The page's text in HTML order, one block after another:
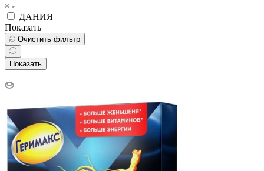
ДАНИЯ
Показать
Очистить фильтр
Показать